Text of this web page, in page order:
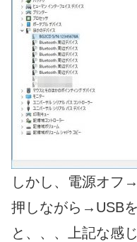
しかし、電源オフ
押しながら→USB
と、、、上記な感